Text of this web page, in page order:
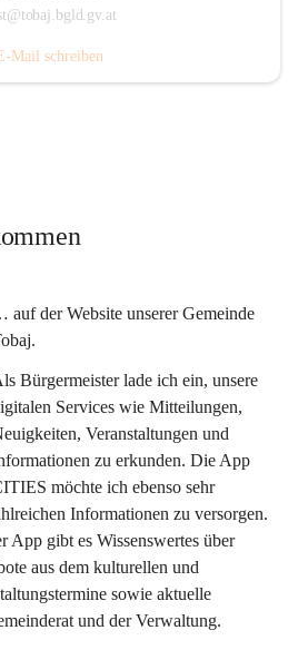
E-Mail schreiben
auf der Website unserer Gemeinde
Bürgermeister lade ich ein, unsere
Services wie Mitteilungen,
Veranstaltungen und
zu erkunden. Die App
möchte ich ebenso sehr
Informationen zu versorgen.
App gibt es Wissenswertes über
aus dem kulturellen und
sowie aktuelle
und der Verwaltung.